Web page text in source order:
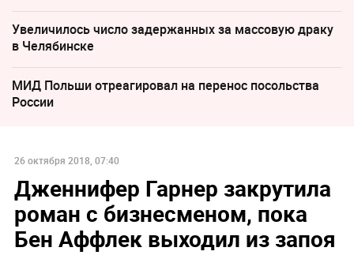
Увеличилось число задержанных за массовую драку
в Челябинске
МИД Польши отреагировал на перенос посольства
России
26 октября 2018, 07:40
Дженнифер Гарнер закрутила
роман с бизнесменом, пока
Бен Аффлек выходил из запоя